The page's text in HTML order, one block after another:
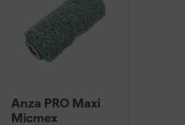
Anza PRO Maxi
Micmex